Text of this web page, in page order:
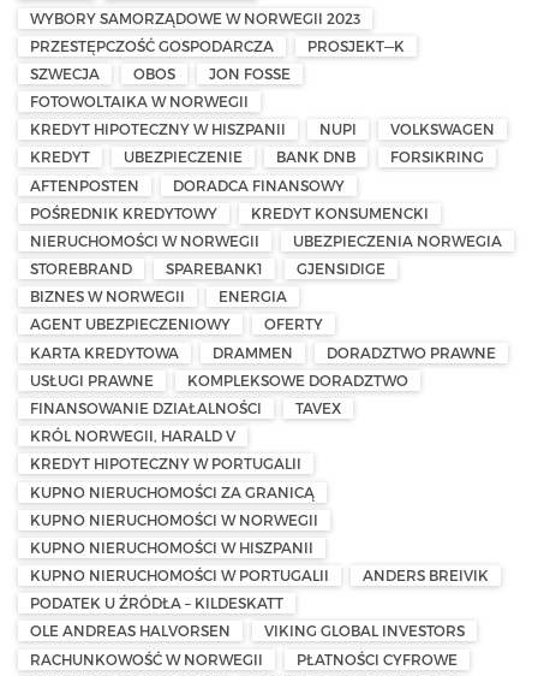
WYBORY SAMORZĄDOWE W NORWEGII 2023
PRZESTĘPCZOŚĆ GOSPODARCZA
PROSJEKT—K
SZWECJA
OBOS
JON FOSSE
FOTOWOLTAIKA W NORWEGII
KREDYT HIPOTECZNY W HISZPANII
NUPI
VOLKSWAGEN
KREDYT
UBEZPIECZENIE BANK DNB
FORSIKRING
AFTENPOSTEN
DORADCA FINANSOWY
POŚREDNIK KREDYTOWY
KREDYT KONSUMENCKI
NIERUCHOMOŚCI W NORWEGII
UBEZPIECZENIA NORWEGIA
STOREBRAND
SPAREBANK1
GJENSIDIGE
BIZNES W NORWEGII
ENERGIA
AGENT UBEZPIECZENIOWY
OFERTY
KARTA KREDYTOWA
DRAMMEN
DORADZTWO PRAWNE
USŁUGI PRAWNE
KOMPLEKSOWE DORADZTWO
FINANSOWANIE DZIAŁALNOŚCI
TAVEX
KRÓL NORWEGII, HARALD V
KREDYT HIPOTECZNY W PORTUGALII
KUPNO NIERUCHOMOŚCI ZA GRANICĄ
KUPNO NIERUCHOMOŚCI W NORWEGII
KUPNO NIERUCHOMOŚCI W HISZPANII
KUPNO NIERUCHOMOŚCI W PORTUGALII
ANDERS BREIVIK
PODATEK U ŹRÓDŁA – KILDESKATT
OLE ANDREAS HALVORSEN
VIKING GLOBAL INVESTORS
RACHUNKOWOŚĆ W NORWEGII
PŁATNOŚCI CYFROWE